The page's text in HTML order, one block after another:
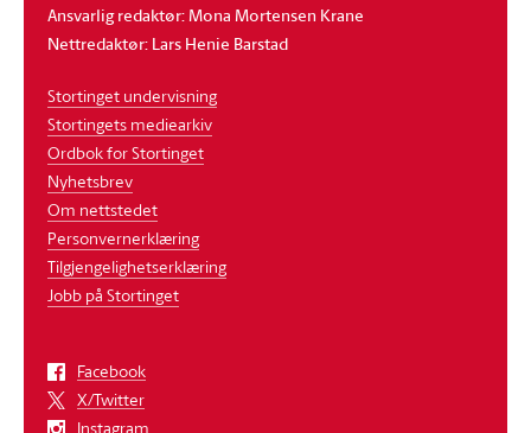
Ansvarlig redaktør: Mona Mortensen Krane
Nettredaktør: Lars Henie Barstad
Stortinget undervisning
Stortingets mediearkiv
Ordbok for Stortinget
Nyhetsbrev
Om nettstedet
Personvernerklæring
Tilgjengelighetserklæring
Jobb på Stortinget
Facebook
X/Twitter
Instagram